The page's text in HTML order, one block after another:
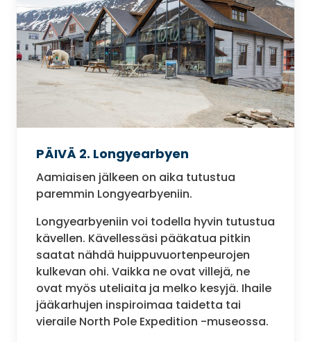
PÄIVÄ 2. Longyearbyen
Aamiaisen jälkeen on aika tutustua
paremmin Longyearbyeniin.
Longyearbyeniin voi todella hyvin tutustua
kävellen. Kävellessäsi pääkatua pitkin
saatat nähdä huippuvuortenpeurojen
kulkevan ohi. Vaikka ne ovat villejä, ne
ovat myös uteliaita ja melko kesyjä. Ihaile
jääkarhujen inspiroimaa taidetta tai
vieraile North Pole Expedition -museossa.